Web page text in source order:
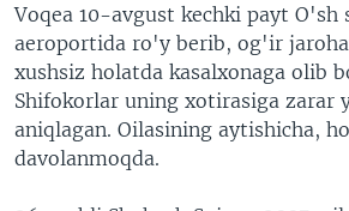
Voqea 10-avgust kechki payt O'sh
aeroportida ro'y berib, og'ir
xushsiz holatda kasalxonaga olib
Shifokorlar uning xotirasiga zarar
aniqlagan. Oilasining aytishicha,
davolanmoqda.